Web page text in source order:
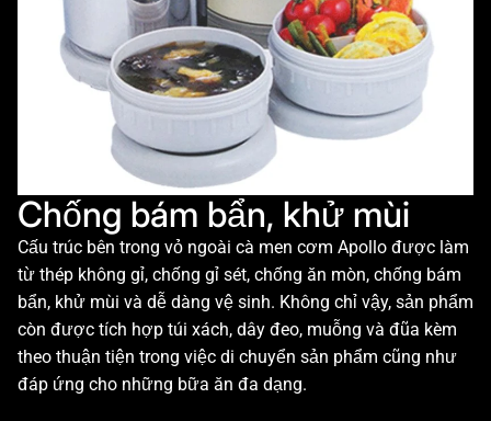
Chống bám bẩn, khử mùi
Cấu trúc bên trong vỏ ngoài cà men cơm Apollo được làm
từ thép không gỉ, chống gỉ sét, chống ăn mòn, chống bám
bẩn, khử mùi và dễ dàng vệ sinh. Không chỉ vậy, sản phẩm
còn được tích hợp túi xách, dây đeo, muỗng và đũa kèm
theo thuận tiện trong việc di chuyển sản phẩm cũng như
đáp ứng cho những bữa ăn đa dạng.